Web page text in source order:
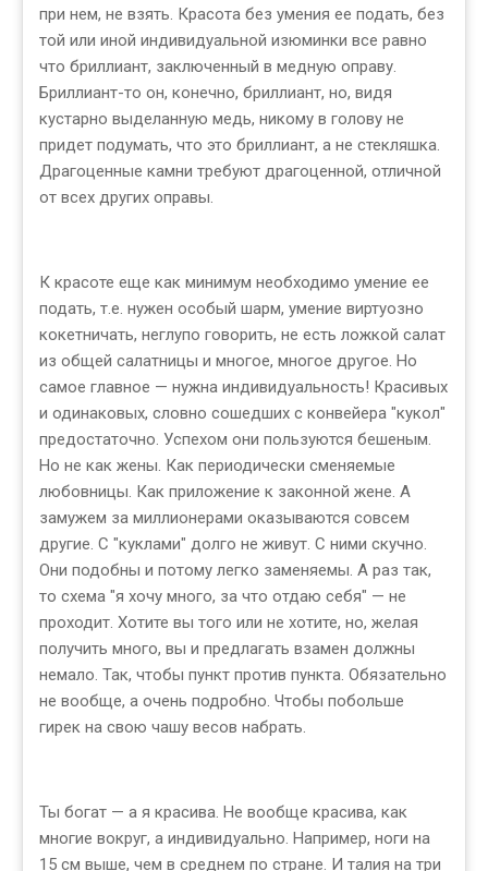
при нем, не взять. Красота без умения ее подать, без
той или иной индивидуальной изюминки все равно
что бриллиант, заключенный в медную оправу.
Бриллиант-то он, конечно, бриллиант, но, видя
кустарно выделанную медь, никому в голову не
придет подумать, что это бриллиант, а не стекляшка.
Драгоценные камни требуют драгоценной, отличной
от всех других оправы.
К красоте еще как минимум необходимо умение ее
подать, т.е. нужен особый шарм, умение виртуозно
кокетничать, неглупо говорить, не есть ложкой салат
из общей салатницы и многое, многое другое. Но
самое главное — нужна индивидуальность! Красивых
и одинаковых, словно сошедших с конвейера "кукол"
предостаточно. Успехом они пользуются бешеным.
Но не как жены. Как периодически сменяемые
любовницы. Как приложение к законной жене. А
замужем за миллионерами оказываются совсем
другие. С "куклами" долго не живут. С ними скучно.
Они подобны и потому легко заменяемы. А раз так,
то схема "я хочу много, за что отдаю себя" — не
проходит. Хотите вы того или не хотите, но, желая
получить много, вы и предлагать взамен должны
немало. Так, чтобы пункт против пункта. Обязательно
не вообще, а очень подробно. Чтобы побольше
гирек на свою чашу весов набрать.
Ты богат — а я красива. Не вообще красива, как
многие вокруг, а индивидуально. Например, ноги на
15 см выше, чем в среднем по стране. И талия на три